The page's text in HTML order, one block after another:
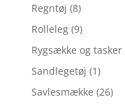
Regntøj (8)
Rolleleg (9)
Rygsække og tasker
Sandlegetøj (1)
Savlesmække (26)